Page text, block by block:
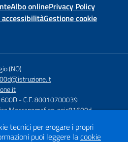
Albo onlinePrivacy Policy
Gestione cookie
(NO)
- C.F. 80010700039
Meccanografico: noic81600d
& Design by Designers Italia
tecnici per erogare i propri
puoi leggere lacookie